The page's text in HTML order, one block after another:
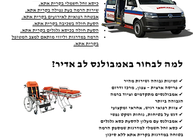
כיסא זחל חשמלי בקרית אתא.
שירות הרמה בעת נפילה בקרית אתא.
אבטחה רפואית לאירועים בקרית אתא.
הסעת חולה בשכיבה בקרית אתא.
הסעת חולה בכיסא גלגלים בקרית אתא.
הרמה במדרגות וליווי מותאם למצב המטופל
בקרית אתא.
למה לבחור באמבולנס לב אדיר?
✔ זמינות גבוהה ושירות מהיר
✔ פריסה ארצית – צפון, מרכז ודרום
✔ אמבולנסים מתקדמים וציוד ברמה
הגבוהה ביותר
✔ צוות רפואי רגיש, אחראי ומקצועי
✔ דגש על בטיחות, נוחות ושקט נפשי
✔ אמבולנס עם מעלון להסעת כסא גלגלים
✔ כסא זחל חשמלי למדרגות שמספק הרמה
בטוחה במדרגות בקרית אתא ללא סיכון